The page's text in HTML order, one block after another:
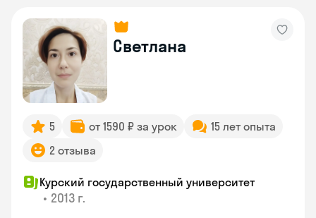
Светлана
5 от 1590 ₽ за урок
15 лет опыта
2 отзыва
Курский государственный университет
• 2013 г.